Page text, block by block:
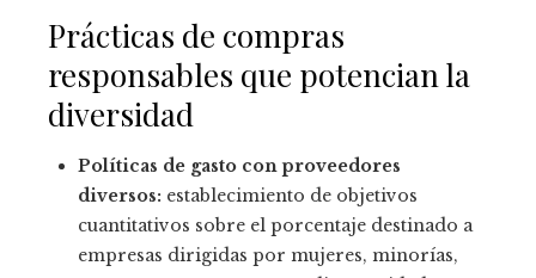
Prácticas de compras
responsables que potencian la
diversidad
Políticas de gasto con proveedores
diversos: establecimiento de objetivos
cuantitativos sobre el porcentaje destinado a
empresas dirigidas por mujeres, minorías,